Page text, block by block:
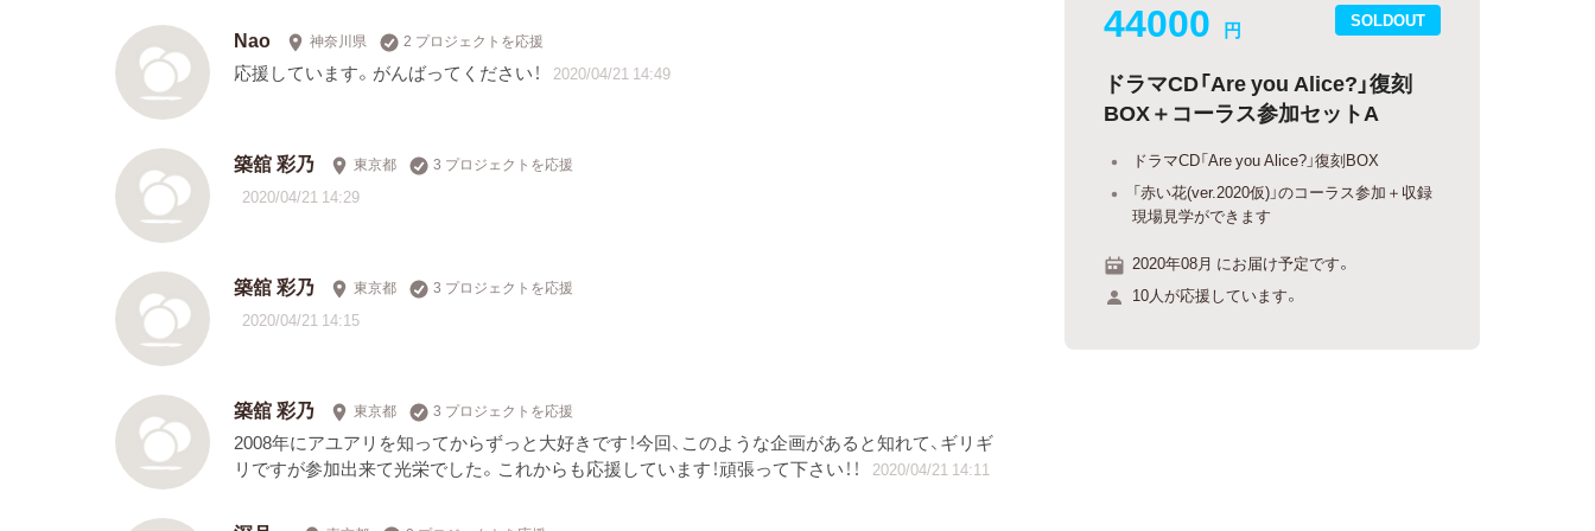
Nao 神奈川県 2 プロジェクトを応援
応援しています。がんばってください！ 2020/04/21 14:49
築舘 彩乃 東京都 3 プロジェクトを応援
2020/04/21 14:29
築舘 彩乃 東京都 3 プロジェクトを応援
2020/04/21 14:15
築舘 彩乃 東京都 3 プロジェクトを応援
2008年にアユアリを知ってからずっと大好きです！今回、このような企画があると知れて、ギリギ
リですが参加出来て光栄でした。これからも応援しています！頑張って下さい！！
2020/04/21 14:11
SOLDOUT
44000 円
ドラマCD「Are you Alice?」復刻
BOX＋コーラス参加セットA
ドラマCD「Are you Alice?」復刻BOX
「赤い花(ver.2020仮)」のコーラス参加＋収録
現場見学ができます
2020年08月 にお届け予定です。
10人が応援しています。